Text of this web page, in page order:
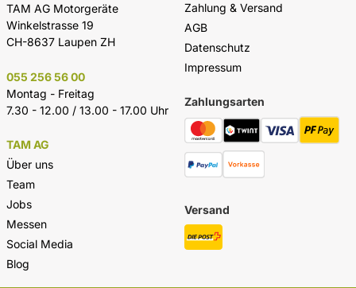
TAM AG Motorgeräte
Winkelstrasse 19
CH-8637 Laupen ZH
055 256 56 00
Montag - Freitag
7.30 - 12.00 / 13.00 - 17.00 Uhr
TAM AG
Über uns
Team
Jobs
Messen
Social Media
Blog
Zahlung & Versand
AGB
Datenschutz
Impressum
Zahlungsarten
Versand